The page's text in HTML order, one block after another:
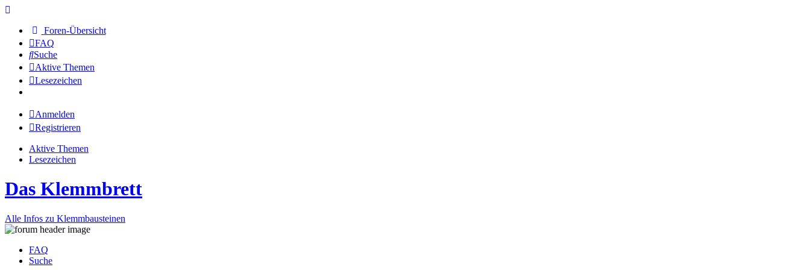
Foren-Übersicht
FAQ
Suche
Aktive Themen
Lesezeichen
Anmelden
Registrieren
Aktive Themen
Lesezeichen
Das Klemmbrett
Alle Infos zu Klemmbausteinen
FAQ
Suche